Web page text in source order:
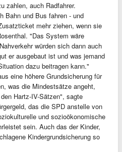
zahlen, auch Radfahrer.
Bahn und Bus fahren - und
mehr ziehen, wenn sie
"Das System wäre
würden sich dann auch
er ausgebaut ist und was jemand
dazu beitragen kann."
eine höhere Grundsicherung für
was die Mindestsätze angeht,
Hartz-IV-Sätzen", sagte
das die SPD anstelle von
und sozioökonomische
sein. Auch das der Kinder,
Kindergrundsicherung so